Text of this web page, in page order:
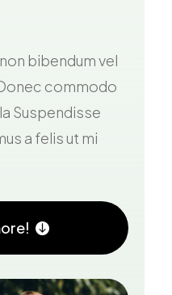
bibendum vel
commodo
Suspendisse
a felis ut mi